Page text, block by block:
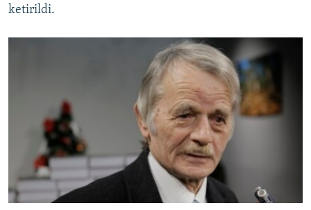
ketirildi.